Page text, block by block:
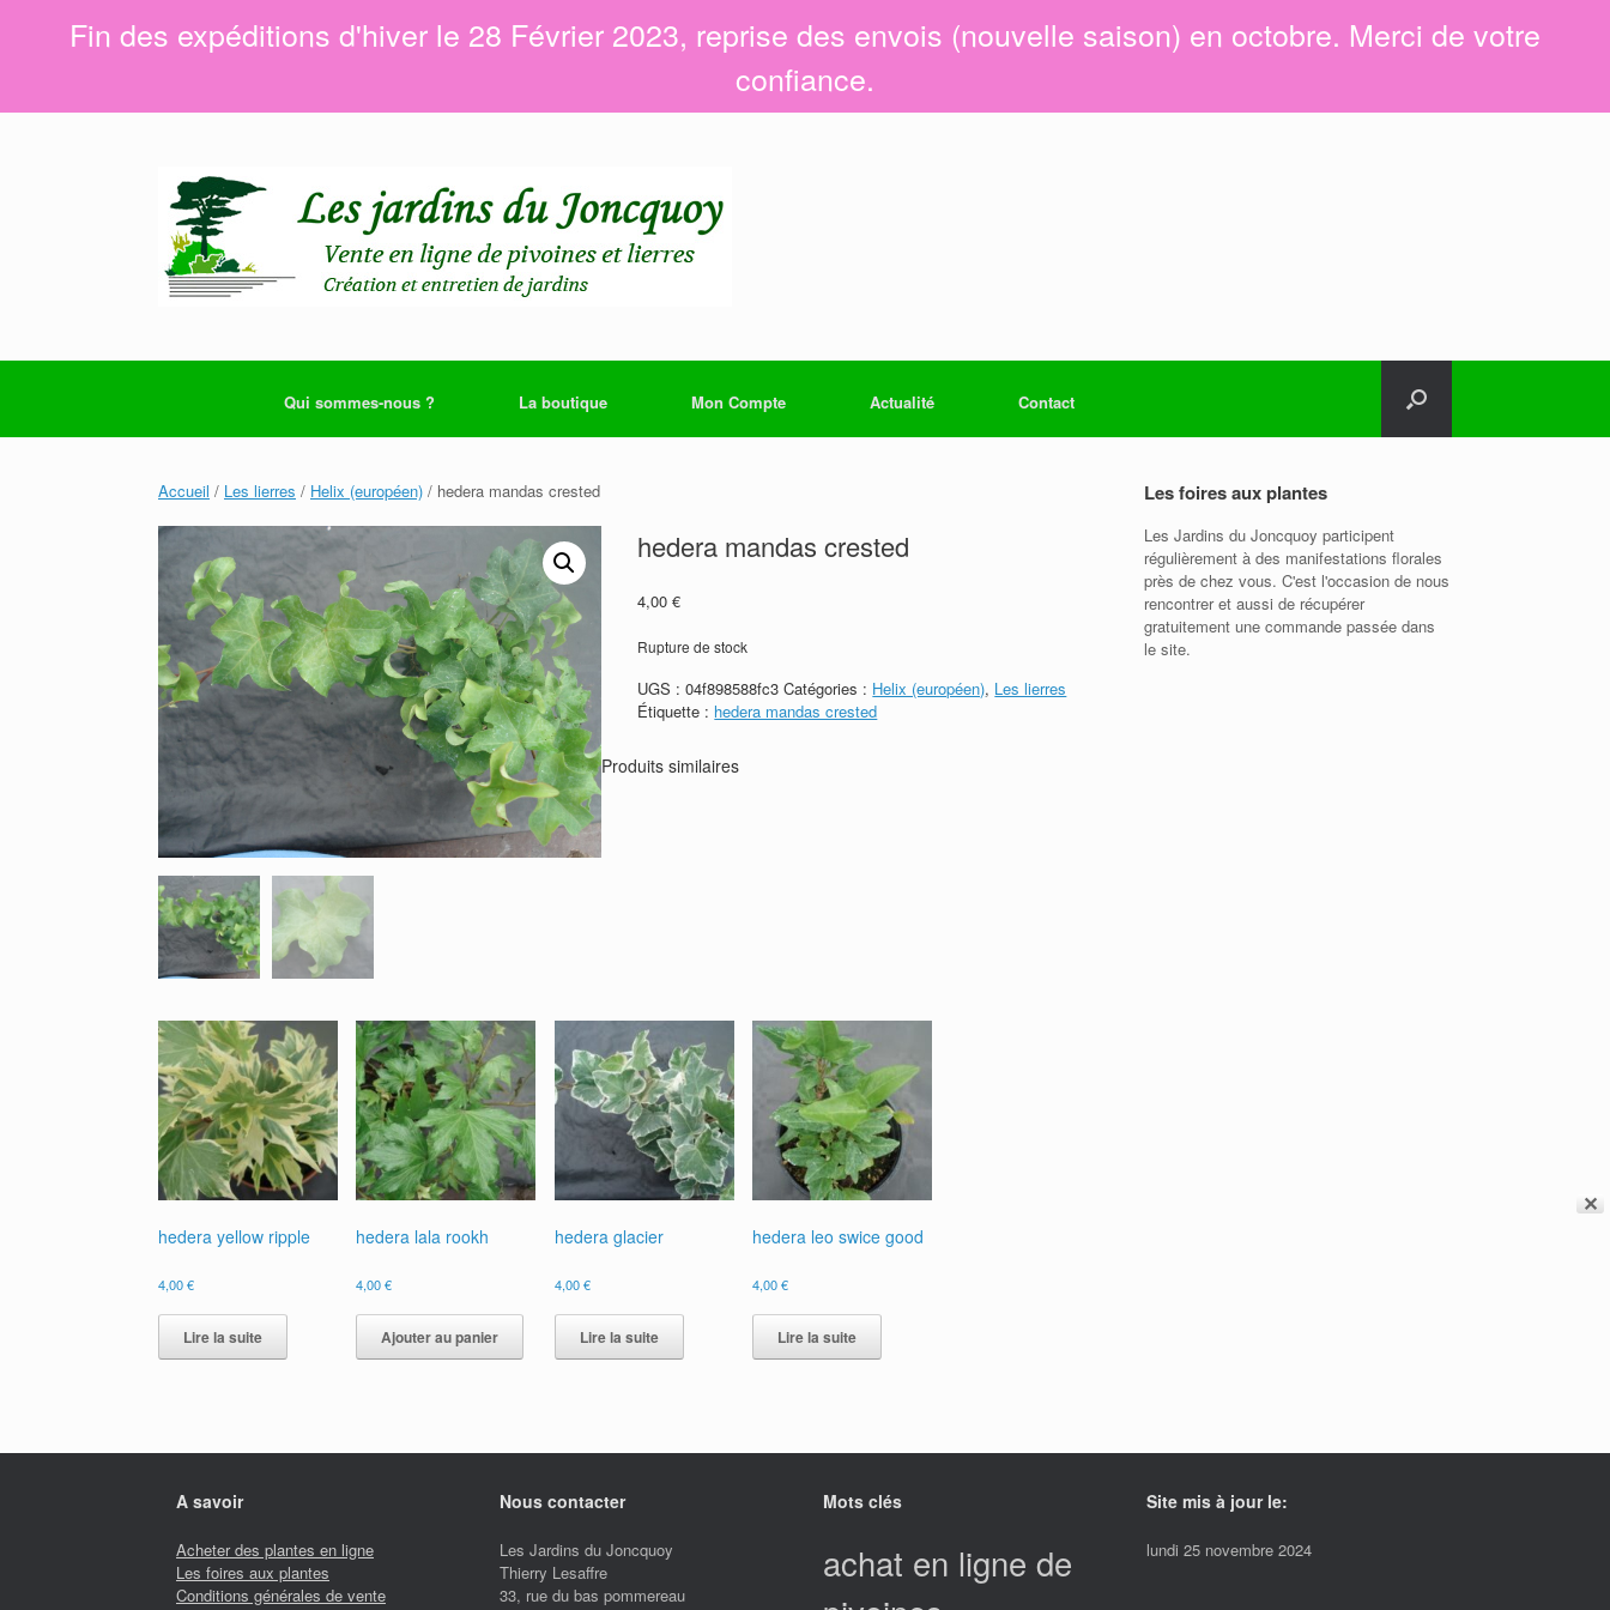
Fin des expéditions d'hiver le 28 Février 2023, reprise des envois (nouvelle saison) en octobre. Merci de votre
confiance.
✕
Qui sommes-nous ? La boutique Mon Compte Actualité Contact
Accueil / Les lierres / Helix (européen) / hedera mandas crested
hedera mandas crested
4,00€
Rupture de stock
UGS :04f898588fc3 Catégories : Helix (européen), Les lierres
Étiquette : hedera mandas crested
Produits similaires
hedera yellow ripple
4,00€
Lire la suite
hedera lala rookh
4,00€
Ajouter au panier
hedera glacier
4,00€
Lire la suite
hedera leo swice good
4,00€
Lire la suite
Les foires aux plantes
Les Jardins du Joncquoy participent
régulièrement à des manifestations florales
près de chez vous. C'est l'occasion de nous
rencontrer et aussi de récupérer
gratuitement une commande passée dans
le site.
A savoir
Acheter des plantes en ligne
Les foires aux plantes
Conditions générales de vente
Nous contacter
Les Jardins du Joncquoy
Thierry Lesaffre
33, rue du bas pommereau
Mots clés
achat en ligne de
Site mis à jour le:
lundi 25 novembre 2024